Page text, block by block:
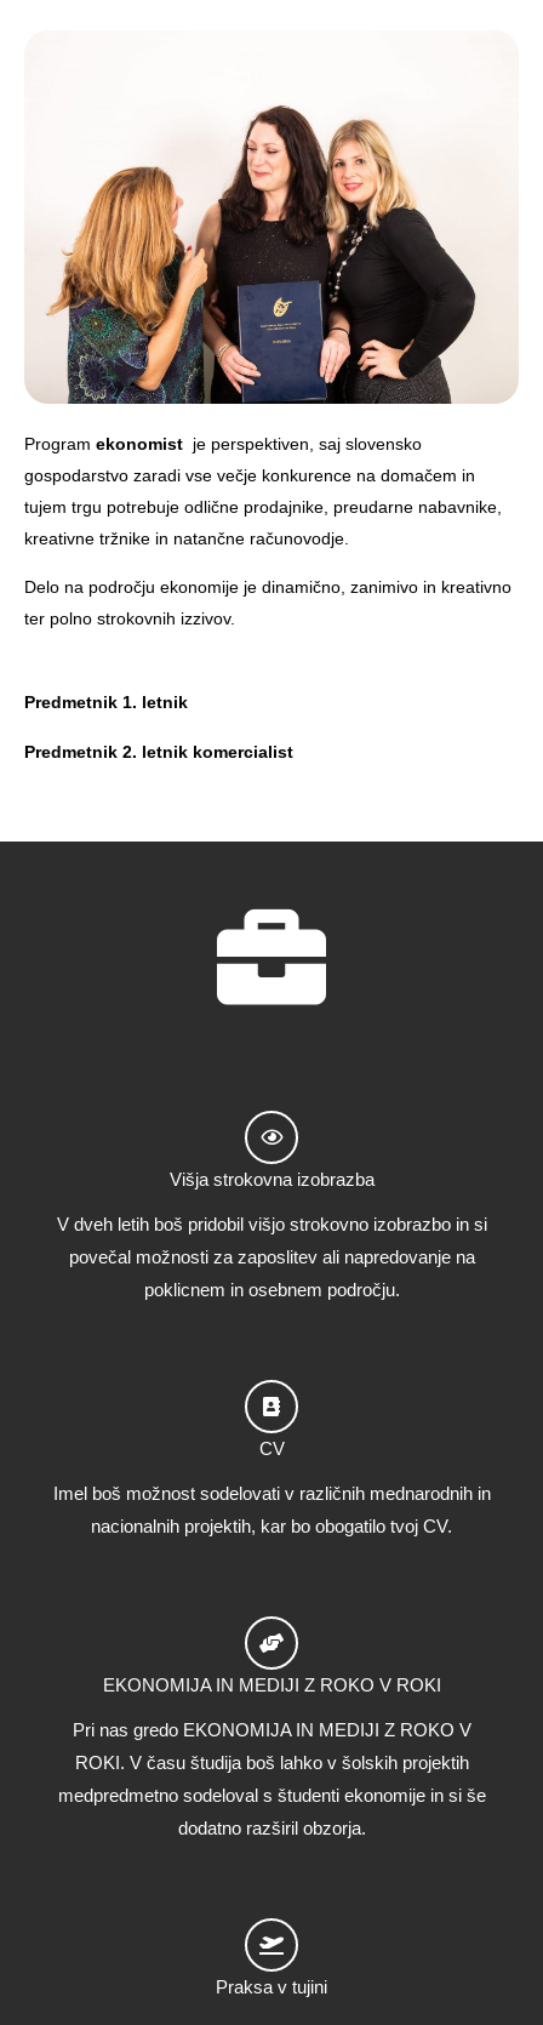
Program ekonomist je perspektiven, saj slovensko
gospodarstvo zaradi vse večje konkurence na domačem in
tujem trgu potrebuje odlične prodajnike, preudarne nabavnike,
kreativne tržnike in natančne računovodje.
Delo na področju ekonomije je dinamično, zanimivo in kreativno
ter polno strokovnih izzivov.
Predmetnik 1. letnik
Predmetnik 2. letnik komercialist
Višja strokovna izobrazba
V dveh letih boš pridobil višjo strokovno izobrazbo in si
povečal možnosti za zaposlitev ali napredovanje na
poklicnem in osebnem področju.
CV
Imel boš možnost sodelovati v različnih mednarodnih in
nacionalnih projektih, kar bo obogatilo tvoj CV.
EKONOMIJA IN MEDIJI Z ROKO V ROKI
Pri nas gredo EKONOMIJA IN MEDIJI Z ROKO V
ROKI. V času študija boš lahko v šolskih projektih
medpredmetno sodeloval s študenti ekonomije in si še
dodatno razširil obzorja.
Praksa v tujini